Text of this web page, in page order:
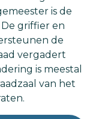
is de
griffier en
de
vergadert
is meestal
van het